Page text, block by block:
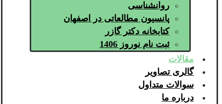
روانشناسی
پانسیون مطالعاتی در اصفهان
کتابخانه دکتر گازر
ثبت نام نوروز 1406
مقالات
گالری تصاویر
سوالات متداول
درباره ما